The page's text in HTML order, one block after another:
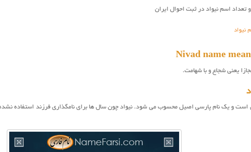
تعداد اسم نیواد در ثبت احوال ایران
نیواد
یعنی شجاع و با شهامت.
است و یک نام پارسی اصیل محسوب می شود. نيواد چون سال ها برای نامگذاری فرزند استفاده